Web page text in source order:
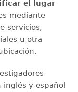
el lugar
mediante
servicios,
u otra
inglés y español